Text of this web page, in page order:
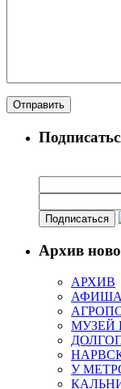
Архив
АРХИВ
АФИША
МУЗЕЙ
У